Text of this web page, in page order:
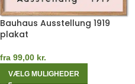
Bauhaus Ausstellung 1919
plakat
fra 99,00 kr.
VÆLG MULIGHEDER